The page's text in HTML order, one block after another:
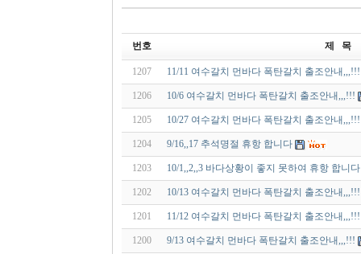
번호 제 목
1207 11/11 여수갈치 먼바다 폭탄갈치 출조안내,,,!!!
1206 10/6 여수갈치 먼바다 폭탄갈치 출조안내,,,!!!
1205 10/27 여수갈치 먼바다 폭탄갈치 출조안내,,,!!!
1204 9/16,,17 추석명절 휴항 합니다
1203 10/1,,2,,3 바다상황이 좋지 못하여 휴항 합니다
1202 10/13 여수갈치 먼바다 폭탄갈치 출조안내,,,!!!
1201 11/12 여수갈치 먼바다 폭탄갈치 출조안내,,,!!!
1200 9/13 여수갈치 먼바다 폭탄갈치 출조안내,,,!!!